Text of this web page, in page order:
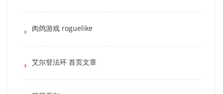
肉鸽游戏 roguelike
艾尔登法环 首页文章